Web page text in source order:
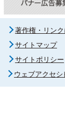
著作権・リン
サイトマップ
サイトポリシー
ウェブアクセ